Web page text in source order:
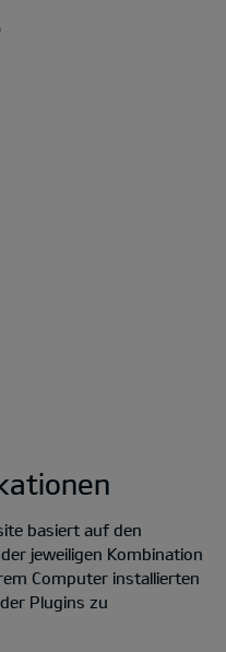
basiert auf den
jeweiligen Kombination
Computer installierten
Plugins zu